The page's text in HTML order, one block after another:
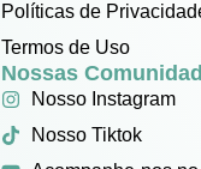
Políticas de
Termos de Uso
Nossas
Nosso Instagram
Nosso Tiktok